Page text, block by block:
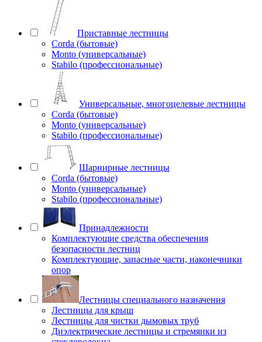
Приставные лестницы
Corda (бытовые)
Monto (универсальные)
Stabilo (профессиональные)
Универсальные, многоцелевые лестницы
Corda (бытовые)
Monto (универсальные)
Stabilo (профессиональные)
Шарнирные лестницы
Corda (бытовые)
Monto (универсальные)
Stabilo (профессиональные)
Принадлежности
Комплектующие средства обеспечения
безопасности лестниц
Комплектующие, запасные части, наконечники
опор
Лестницы специального назначения
Лестницы для крыш
Лестницы для чистки дымовых труб
Диэлектрические лестницы и стремянки из